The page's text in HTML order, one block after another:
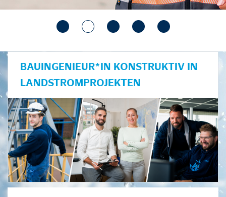
BAUINGENIEUR*IN KONSTRUKTIV IN
LANDSTROMPROJEKTEN